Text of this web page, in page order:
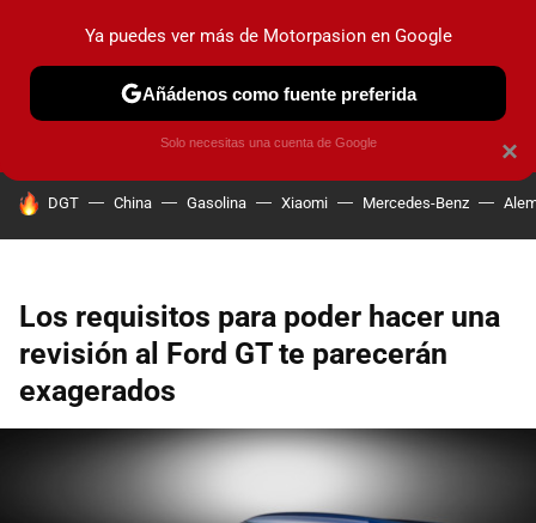
PRUEBAS COCHES ELÉCTRICOS OBSERVATORIO
HOY SE HABLA DE
DGT China Gasolina Xiaomi Mercedes-Benz
Los requisitos para poder hacer una
revisión al Ford GT te parecerán
exagerados
×
Ya puedes ver más de Motorpasion en Google
Añádenos como fuente preferida
Solo necesitas una cuenta de Google